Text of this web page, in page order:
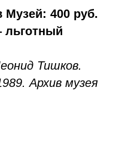
Музей: 400 руб.
Тишков.
Архив музея